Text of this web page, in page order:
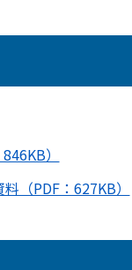
）
PDF：627KB）